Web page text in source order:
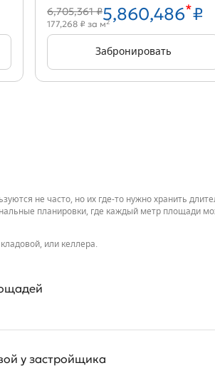
6,705,361 ₽5,860,486*₽
177,268 ₽ за м2
Забронировать
не часто, но их где-то нужно хранить
планировки, где каждый метр площади
или келлера.
у застройщика